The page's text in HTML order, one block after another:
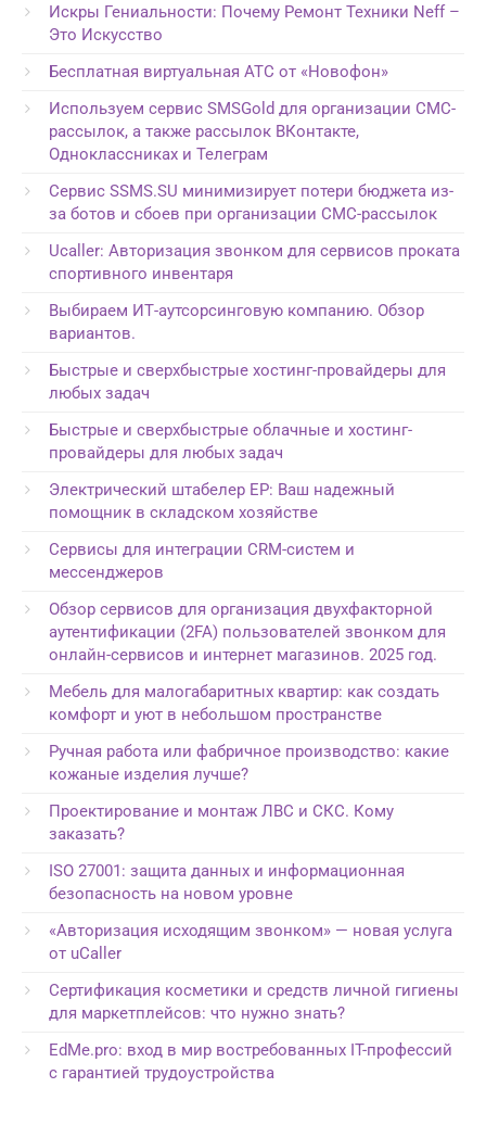
Искры Гениальности: Почему Ремонт Техники Neff –
Это Искусство
Бесплатная виртуальная АТС от «Новофон»
Используем сервис SMSGold для организации СМС-
рассылок, а также рассылок ВКонтакте,
Одноклассниках и Телеграм
Сервис SSMS.SU минимизирует потери бюджета из-
за ботов и сбоев при организации СМС-рассылок
Ucaller: Авторизация звонком для сервисов проката
спортивного инвентаря
Выбираем ИТ-аутсорсинговую компанию. Обзор
вариантов.
Быстрые и сверхбыстрые хостинг-провайдеры для
любых задач
Быстрые и сверхбыстрые облачные и хостинг-
провайдеры для любых задач
Электрический штабелер EP: Ваш надежный
помощник в складском хозяйстве
Сервисы для интеграции CRM-систем и
мессенджеров
Обзор сервисов для организация двухфакторной
аутентификации (2FA) пользователей звонком для
онлайн-сервисов и интернет магазинов. 2025 год.
Мебель для малогабаритных квартир: как создать
комфорт и уют в небольшом пространстве
Ручная работа или фабричное производство: какие
кожаные изделия лучше?
Проектирование и монтаж ЛВС и СКС. Кому
заказать?
ISO 27001: защита данных и информационная
безопасность на новом уровне
«Авторизация исходящим звонком» — новая услуга
от uCaller
Сертификация косметики и средств личной гигиены
для маркетплейсов: что нужно знать?
EdMe.pro: вход в мир востребованных IT-профессий
с гарантией трудоустройства